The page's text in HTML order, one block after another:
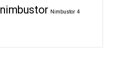
nimbustor Nimbustor 4